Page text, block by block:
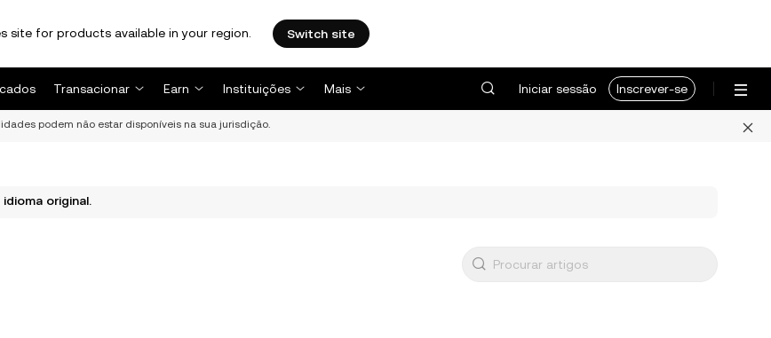
site for products available in your region. Switch site
Transacionar Earn Instituições Mais Iniciar sessão Inscrever-se
podem não estar disponíveis na sua jurisdição.
original.